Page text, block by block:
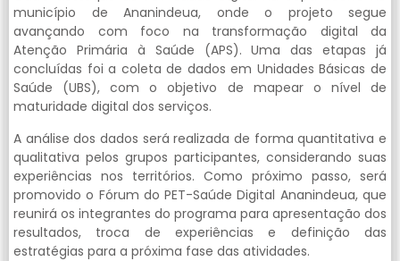
município de Ananindeua, onde o projeto segue
avançando com foco na transformação digital da
Atenção Primária à Saúde (APS). Uma das etapas já
concluídas foi a coleta de dados em Unidades Básicas de
Saúde (UBS), com o objetivo de mapear o nível de
maturidade digital dos serviços.
A análise dos dados será realizada de forma quantitativa e
qualitativa pelos grupos participantes, considerando suas
experiências nos territórios. Como próximo passo, será
promovido o Fórum do PET-Saúde Digital Ananindeua, que
reunirá os integrantes do programa para apresentação dos
resultados, troca de experiências e definição das
estratégias para a próxima fase das atividades.